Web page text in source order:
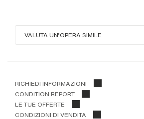
VALUTA UN'OPERA SIMILE
RICHIEDI INFORMAZIONI
CONDITION REPORT
LE TUE OFFERTE
CONDIZIONI DI VENDITA